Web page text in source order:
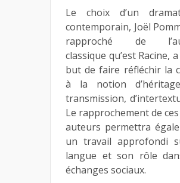
Le choix d’un
contemporain, Joël
rapproché de
classique qu’est Racine,
but de faire réfléchir la
à la notion
transmission,
Le rapprochement de
auteurs permettra
un travail approfondi
langue et son rôle
échanges sociaux.